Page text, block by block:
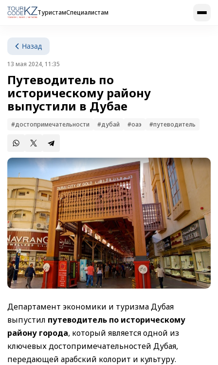
ТуристамСпециалистам
Назад
13 мая 2024, 11:35
Путеводитель по
историческому району
выпустили в Дубае
#достопримечательности #дубай #оаэ #путеводитель
Департамент экономики и туризма Дубая
выпустил путеводитель по историческому
району города, который является одной из
ключевых достопримечательностей Дубая,
передающей арабский колорит и культуру.